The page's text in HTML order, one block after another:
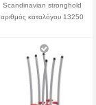
Scandinavian stronghold
αριθμός καταλόγου 13250